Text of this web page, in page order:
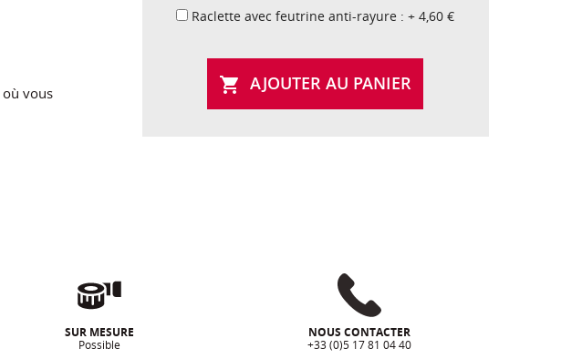
vous
Raclette avec feutrine anti-rayure : + 4,60 €
 AJOUTER AU PANIER
SUR MESURE
Possible
NOUS CONTACTER
+33 (0)5 17 81 04 40